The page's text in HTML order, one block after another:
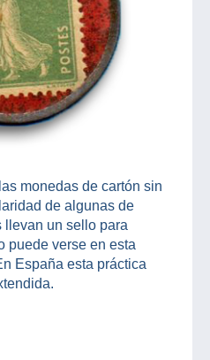
monedas de cartón sin
de algunas de
llevan un sello para
puede verse en esta
España esta práctica